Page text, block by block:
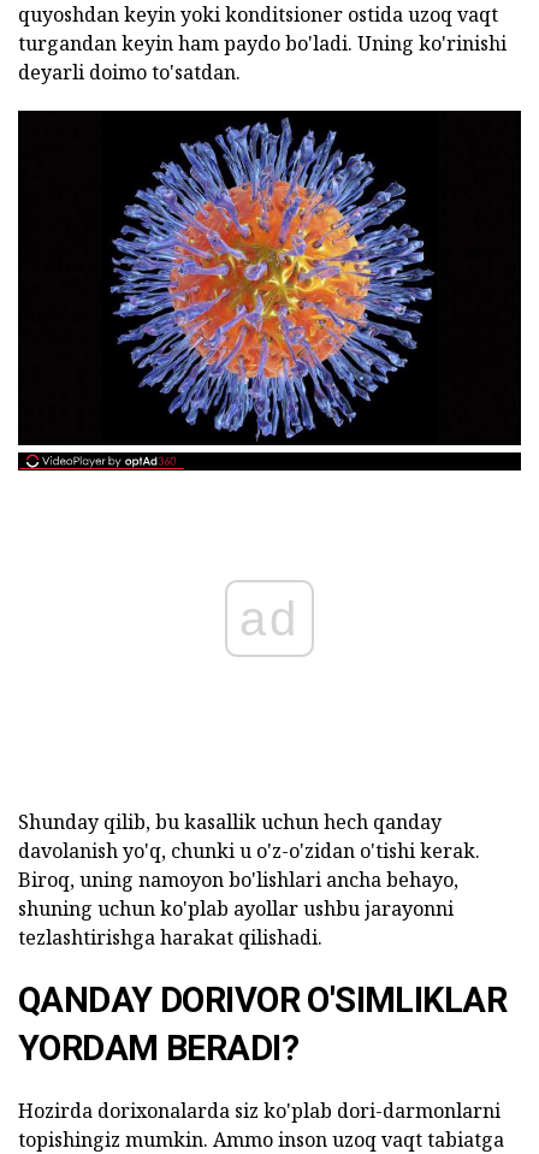
quyoshdan keyin yoki konditsioner ostida uzoq vaqt
turgandan keyin ham paydo bo'ladi. Uning ko'rinishi
deyarli doimo to'satdan.
ad
Shunday qilib, bu kasallik uchun hech qanday
davolanish yo'q, chunki u o'z-o'zidan o'tishi kerak.
Biroq, uning namoyon bo'lishlari ancha behayo,
shuning uchun ko'plab ayollar ushbu jarayonni
tezlashtirishga harakat qilishadi.
QANDAY DORIVOR O'SIMLIKLAR
YORDAM BERADI?
Hozirda dorixonalarda siz ko'plab dori-darmonlarni
topishingiz mumkin. Ammo inson uzoq vaqt tabiatga